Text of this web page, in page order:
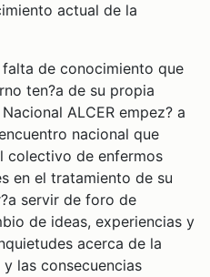
actual de la
de conocimiento que
ten?a de su propia
ALCER empez? a
nacional que
colectivo de enfermos
en el tratamiento de su
servir de foro de
de ideas, experiencias y
acerca de la
y las consecuencias